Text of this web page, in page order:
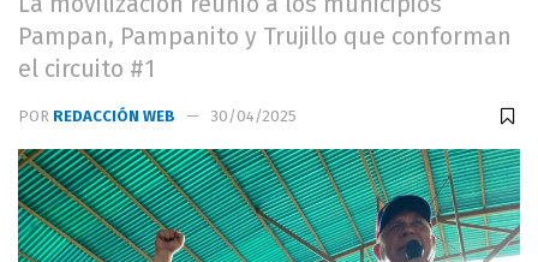
Pampan, Pampanito y Trujillo que conforman
el circuito #1
POR REDACCIÓN WEB 30/04/2025